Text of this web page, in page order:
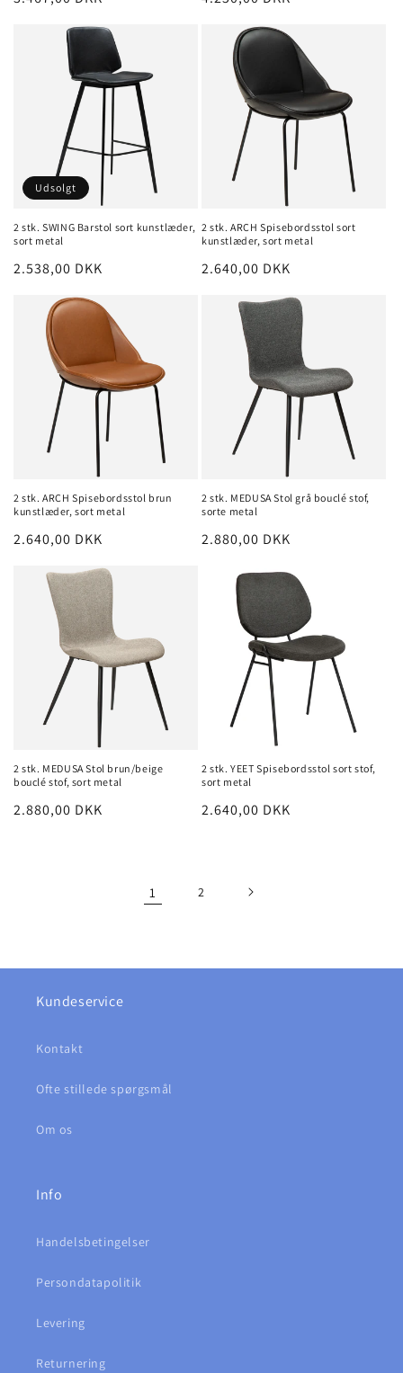
Udsolgt
2 stk. SWING Barstol sort kunstlæder,
sort metal
Normalpris
2.538,00 DKK
2 stk. ARCH Spisebordsstol sort
kunstlæder, sort metal
Normalpris
2.640,00 DKK
2 stk. ARCH Spisebordsstol brun
kunstlæder, sort metal
Normalpris
2.640,00 DKK
2 stk. MEDUSA Stol grå bouclé stof,
sorte metal
Normalpris
2.880,00 DKK
2 stk. MEDUSA Stol brun/beige
bouclé stof, sort metal
Normalpris
2.880,00 DKK
2 stk. YEET Spisebordsstol sort stof,
sort metal
Normalpris
2.640,00 DKK
1 2
Kundeservice
Kontakt
Ofte stillede spørgsmål
Om os
Info
Handelsbetingelser
Persondatapolitik
Levering
Returnering